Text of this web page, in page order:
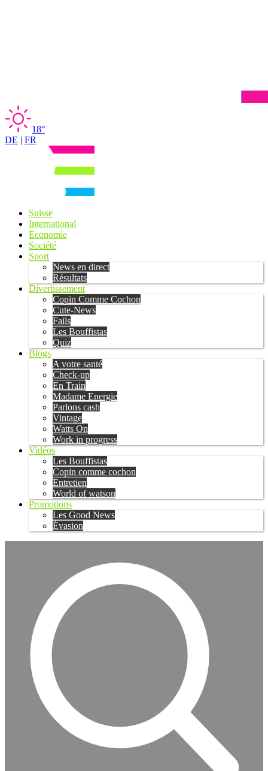
18°
DE | FR
Suisse
International
Economie
Société
Sport
News en direct
Résultats
Divertissement
Copin Comme Cochon
Cute-News
Fails
Les Bouffistas
Quiz
Blogs
A votre santé
Check-up
En Train
Madame Energie
Parlons cash
Vintage
Watts On
Work in progress
Vidéos
Les Bouffistas
Copin comme cochon
Entretien
World of watson
Promotions
Les Good News
Évasion